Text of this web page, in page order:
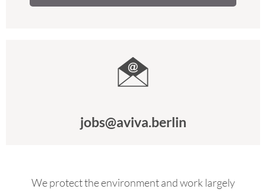
jobs@aviva.berlin
We protect the environment and work largely